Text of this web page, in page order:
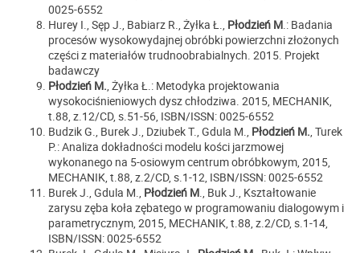
0025-6552
Hurey I., Sęp J., Babiarz R., Żyłka Ł., Płodzień M.: Badania
procesów wysokowydajnej obróbki powierzchni złożonych
części z materiałów trudnoobrabialnych. 2015. Projekt
badawczy
Płodzień M., Żyłka Ł.: Metodyka projektowania
wysokociśnieniowych dysz chłodziwa. 2015, MECHANIK,
t.88, z.12/CD, s.51-56, ISBN/ISSN: 0025-6552
Budzik G., Burek J., Dziubek T., Gdula M., Płodzień M., Turek
P.: Analiza dokładności modelu kości jarzmowej
wykonanego na 5-osiowym centrum obróbkowym, 2015,
MECHANIK, t.88, z.2/CD, s.1-12, ISBN/ISSN: 0025-6552
Burek J., Gdula M., Płodzień M., Buk J., Kształtowanie
zarysu zęba koła zębatego w programowaniu dialogowym i
parametrycznym, 2015, MECHANIK, t.88, z.2/CD, s.1-14,
ISBN/ISSN: 0025-6552